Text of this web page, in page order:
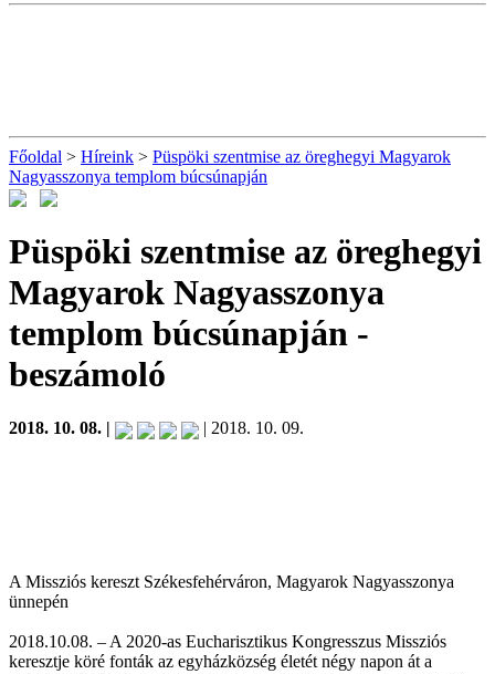
Főoldal > Híreink > Püspöki szentmise az öreghegyi Magyarok
Nagyasszonya templom búcsúnapján
Püspöki szentmise az öreghegyi
Magyarok Nagyasszonya
templom búcsúnapján -
beszámoló
2018. 10. 08. | | 2018. 10. 09.
A Missziós kereszt Székesfehérváron, Magyarok Nagyasszonya
ünnepén
2018.10.08. – A 2020-as Eucharisztikus Kongresszus Missziós
keresztje köré fonták az egyházközség életét négy napon át a